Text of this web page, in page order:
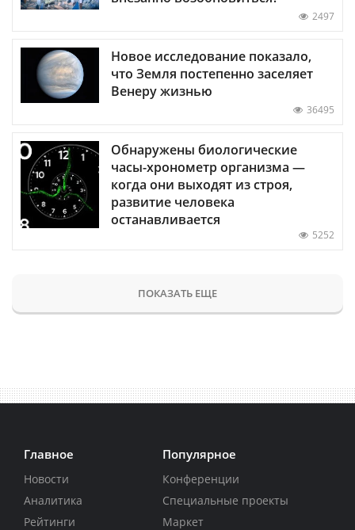
2497
Новое исследование показало,
что Земля постепенно заселяет
Венеру жизнью
36495
Обнаружены биологические
часы-хронометр организма —
когда они выходят из строя,
развитие человека
останавливается
5252
ПОКАЗАТЬ ЕЩЕ
Главное
Новости
Аналитика
Рейтинги
Популярное
Конференции
Специальные проекты
Маркет